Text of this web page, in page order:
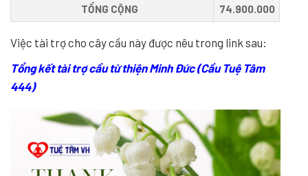
TỔNG CỘNG 74.900.000
Việc tài trợ cho cây cầu này được nêu trong link sau:
Tổng kết tài trợ cầu từ thiện Minh Đức (Cầu Tuệ Tâm
444)